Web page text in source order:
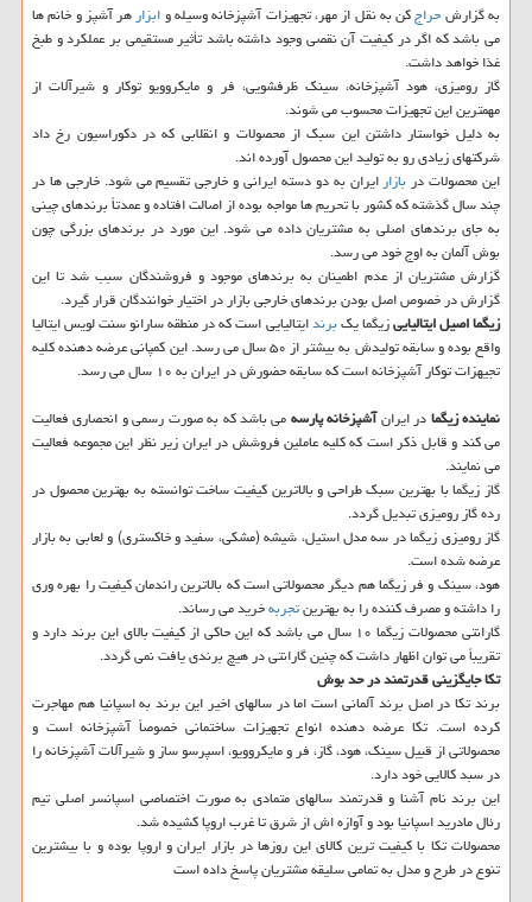
به گزارشحراجکن به نقل از مهر، تجهیزات آشپزخانه وسیله وابزارهر آشپز و خانم ها
می باشد که اگر در کیفیت آن نقصی وجود داشته باشد تأثیر مستقیمی بر عملکرد و طبخ
غذا خواهد داشت.
گاز رومیزی، هود آشپزخانه، سینک ظرفشویی، فر و مایکروویو توکار و شیرآلات از
مهمترین این تجهیزات محسوب می شوند.
به دلیل خواستار داشتن این سبک از محصولات و انقلابی که در دکوراسیون رخ داد
شرکتهای زیادی رو به تولید این محصول آورده اند.
این محصولات دربازارایران به دو دسته ایرانی و خارجی تقسیم می شود. خارجی ها در
چند سال گذشته که کشور با تحریم ها مواجه بوده از اصالت افتاده و عمدتاً برندهای چینی
به جای برندهای اصلی به مشتریان داده می شود. این مورد در برندهای بزرگی چون
بوش آلمان به اوج خود می رسد.
گزارش مشتریان از عدم اطمینان به برندهای موجود و فروشندگان سبب شد تا این
گزارش در خصوص اصل بودن برندهای خارجی بازار در اختیار خوانندگان قرار گیرد.
زیگما اصیل ایتالیاییزیگما یکبرندایتالیایی است که در منطقه سارانو سنت لویس ایتالیا
واقع بوده و سابقه تولیدش به بیشتر از ۵۰ سال می رسد. این کمپانی عرضه دهنده کلیه
تجیهزات توکار آشپزخانه است که سابقه حضورش در ایران به ۱۰ سال می رسد.
نماینده زیگمادر ایرانآشپزخانه پارسهمی باشد که به صورت رسمی و انحصاری فعالیت
می کند و قابل ذکر است که کلیه عاملین فروشش در ایران زیر نظر این مجموعه فعالیت
می نمایند.
گاز زیگما با بهترین سبک طراحی و بالاترین کیفیت ساخت توانسته به بهترین محصول در
رده گاز رومیزی تبدیل گردد.
گاز رومیزی زیگما در سه مدل استیل، شیشه (مشکی، سفید و خاکستری) و لعابی به بازار
عرضه شده است.
هود، سینک و فر زیگما هم دیگر محصولاتی است که بالاترین راندمان کیفیت را بهره وری
را داشته و مصرف کننده را به بهترینتجربهخرید می رساند.
گارانتی محصولات زیگما ۱۰ سال می باشد که این حاکی از کیفیت بالای این برند دارد و
تقریباً می توان اظهار داشت که چنین گارانتی در هیچ برندی یافت نمی گردد.
تکا جایگزینی قدرتمند در حد بوش
برند تکا در اصل برند آلمانی است اما در سالهای اخیر این برند به اسپانیا هم مهاجرت
کرده است. تکا عرضه دهنده انواع تجهیزات ساختمانی خصوصاً آشپزخانه است و
محصولاتی از قبیل سینک، هود، گاز، فر و مایکروویو، اسپرسو ساز و شیرآلات آشپزخانه را
در سبد کالایی خود دارد.
این برند نام آشنا و قدرتمند سالهای متمادی به صورت اختصاصی اسپانسر اصلی تیم
رئال مادرید اسپانیا بود و آوازه اش از شرق تا غرب اروپا کشیده شد.
محصولات تکا با کیفیت ترین کالای این روزها در بازار ایران و اروپا بوده و با بیشترین
تنوع در طرح و مدل به تمامی سلیقه مشتریان پاسخ داده است